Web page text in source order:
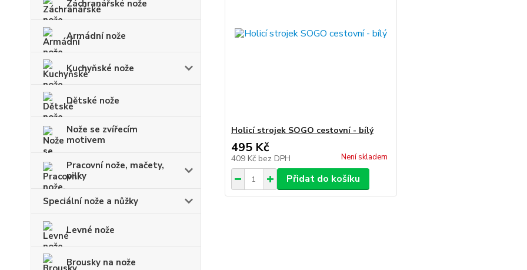
Záchranářské nože
Armádní nože
Kuchyňské nože
Dětské nože
Nože se zvířecím
motivem
Pracovní nože, mačety,
pilky
Speciální nože a nůžky
Levné nože
Brousky na nože
Holicí strojek SOGO cestovní - bílý
495 Kč
409 Kč bez DPH Není skladem
Přidat do košíku